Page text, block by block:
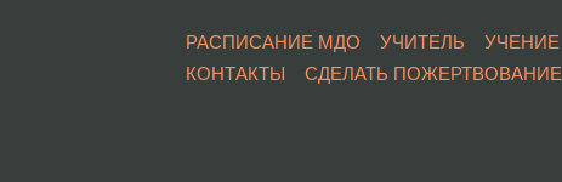
РАСПИСАНИЕ МДО УЧИТЕЛЬ УЧЕНИЕ
КОНТАКТЫ
СДЕЛАТЬ ПОЖЕРТВОВАНИЕ